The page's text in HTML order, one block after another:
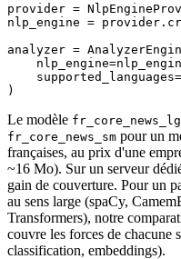
provider =
nlp_engine =
analyzer =
)
Le modèle fr_core_news_lg
fr_core_news_sm pour un
françaises, au prix d'une
~16 Mo). Sur un serveur
gain de couverture. Pour un
au sens large (spaCy,
Transformers), notre
couvre les forces de chacune
classification, embeddings).